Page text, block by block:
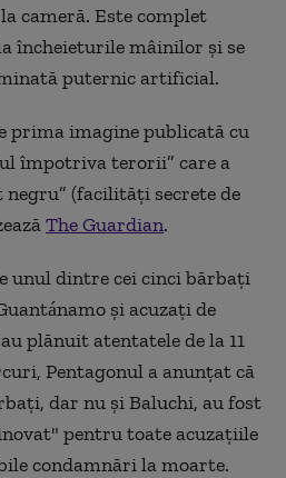
cameră. Este complet
încheieturile mâinilor şi se
puternic artificial.
prima imagine publicată cu
împotriva terorii” care a
(facilităţi secrete de
The Guardian.
unul dintre cei cinci bărbaţi
şi acuzaţi de
plănuit atentatele de la 11
Pentagonul a anunţat că
dar nu şi Baluchi, au fost
pentru toate acuzaţiile
condamnări la moarte.